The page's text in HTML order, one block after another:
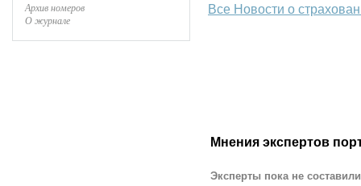
Архив номеров
О журнале
Все Новости о
Мнения экспертов
Эксперты пока не